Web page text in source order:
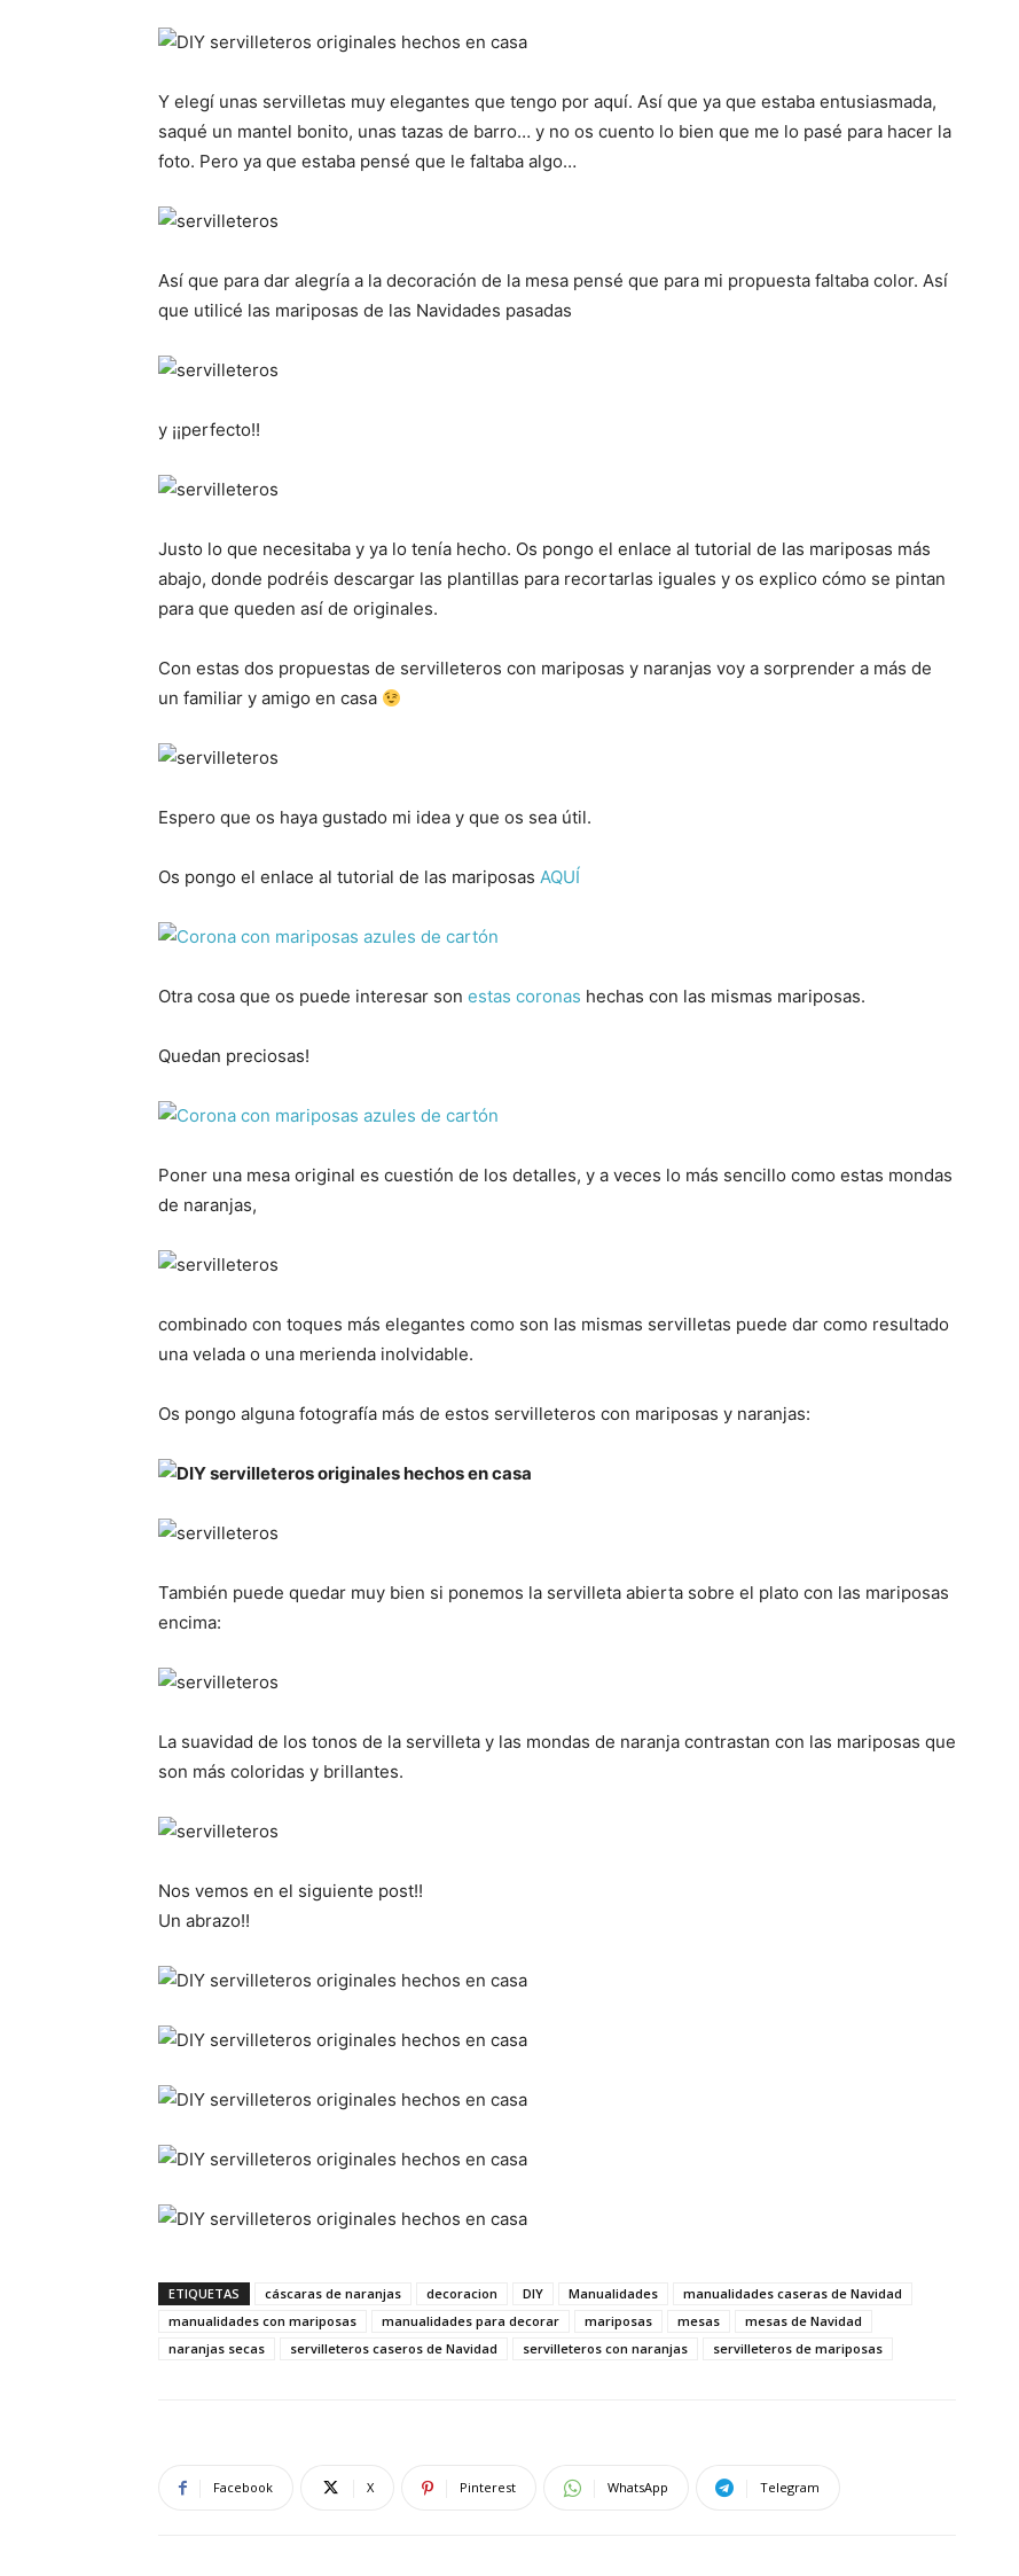
Y elegí unas servilletas muy elegantes que tengo por aquí. Así que ya que estaba entusiasmada,
saqué un mantel bonito, unas tazas de barro… y no os cuento lo bien que me lo pasé para hacer la
foto. Pero ya que estaba pensé que le faltaba algo…
Así que para dar alegría a la decoración de la mesa pensé que para mi propuesta faltaba color. Así
que utilicé las mariposas de las Navidades pasadas
y ¡¡perfecto!!
Justo lo que necesitaba y ya lo tenía hecho. Os pongo el enlace al tutorial de las mariposas más
abajo, donde podréis descargar las plantillas para recortarlas iguales y os explico cómo se pintan
para que queden así de originales.
Con estas dos propuestas de servilleteros con mariposas y naranjas voy a sorprender a más de
un familiar y amigo en casa
Espero que os haya gustado mi idea y que os sea útil.
Os pongo el enlace al tutorial de las mariposas AQUÍ
Otra cosa que os puede interesar son estas coronas hechas con las mismas mariposas.
Quedan preciosas!
Poner una mesa original es cuestión de los detalles, y a veces lo más sencillo como estas mondas
de naranjas,
combinado con toques más elegantes como son las mismas servilletas puede dar como resultado
una velada o una merienda inolvidable.
Os pongo alguna fotografía más de estos servilleteros con mariposas y naranjas:
También puede quedar muy bien si ponemos la servilleta abierta sobre el plato con las mariposas
encima:
La suavidad de los tonos de la servilleta y las mondas de naranja contrastan con las mariposas que
son más coloridas y brillantes.
Nos vemos en el siguiente post!!
Un abrazo!!
ETIQUETAS cáscaras de naranjas decoracion DIY Manualidades
manualidades caseras de Navidad
manualidades con mariposas
manualidades para decorar mariposas mesas
mesas de Navidad
naranjas secas
servilleteros caseros de Navidad servilleteros con naranjas servilleteros de mariposas
Facebook X Pinterest WhatsApp Telegram